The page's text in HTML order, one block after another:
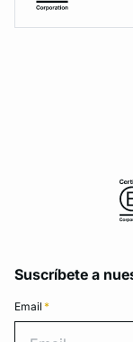
Suscríbete a
Email *